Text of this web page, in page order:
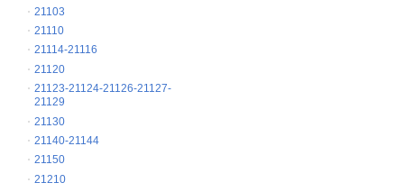
21103
21110
21114-21116
21120
21123-21124-21126-21127-
21129
21130
21140-21144
21150
21210